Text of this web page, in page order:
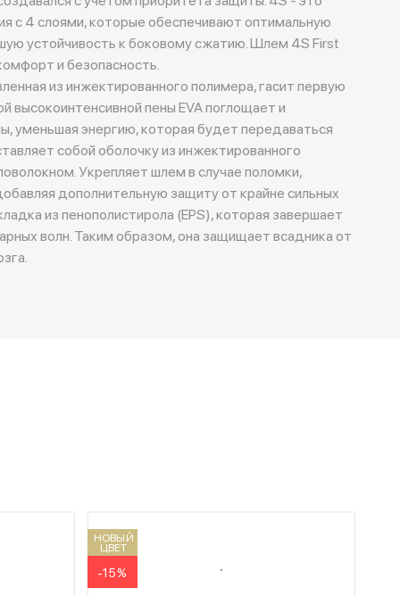
с 4 слоями, которые обеспечивают оптимальную
устойчивость к боковому сжатию. Шлем 4S First
и безопасность.
из инжектированного полимера, гасит первую
высокоинтенсивной пены EVA поглощает и
уменьшая энергию, которая будет передаваться
собой оболочку из инжектированного
Укрепляет шлем в случае поломки,
дополнительную защиту от крайне сильных
из пенополистирола (EPS), которая завершает
волн. Таким образом, она защищает всадника от
НОВЫЙ
ЦВЕТ
-15%